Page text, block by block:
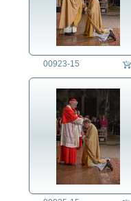
00923-15